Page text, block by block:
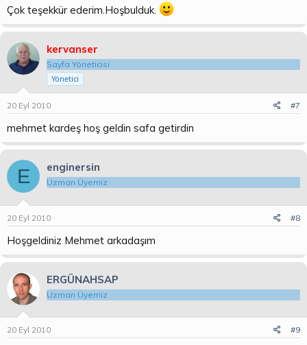
Çok teşekkür ederim.Hoşbulduk.
kervanser
Sayfa Yöneticisi
Yönetici
20 Eyl 2010 #7
mehmet kardeş hoş geldin safa getirdin
E enginersin
Uzman Üyemiz
20 Eyl 2010 #8
Hoşgeldiniz Mehmet arkadaşım
ERGÜNAHSAP
Uzman Üyemiz
20 Eyl 2010 #9